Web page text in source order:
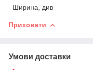
Ширина, див
Приховати
Умови доставки